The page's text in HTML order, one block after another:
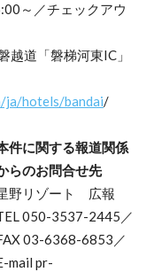
～／チェックアウ
越道「磐梯河東IC」
ja/hotels/bandai/
件に関する報道関係
らのお問合せ先
野リゾート 広報
050-3537-2445／
03-6368-6853／
mail pr-